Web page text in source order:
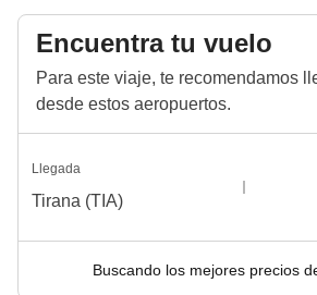
Encuentra tu vuelo
Para este viaje, te recomendamos
desde estos aeropuertos.
Llegada
Tirana (TIA)
Buscando los mejores precios